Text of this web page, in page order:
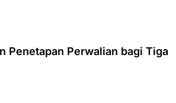
Penetapan Perwalian bagi Tiga